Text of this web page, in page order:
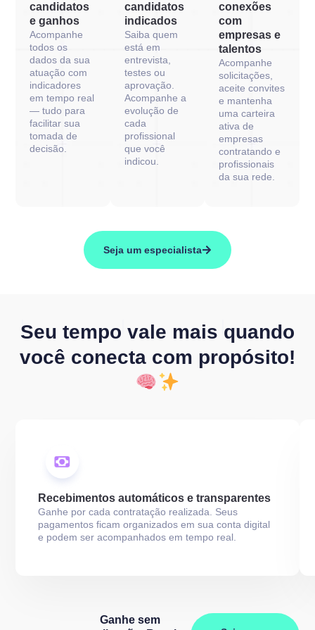
candidatos
e ganhos
Acompanhe
todos os
dados da sua
atuação com
indicadores
em tempo real
— tudo para
facilitar sua
tomada de
decisão.
candidatos
indicados
Saiba quem
está em
entrevista,
testes ou
aprovação.
Acompanhe a
evolução de
cada
profissional
que você
indicou.
conexões
com
empresas e
talentos
Acompanhe
solicitações,
aceite convites
e mantenha
uma carteira
ativa de
empresas
contratando e
profissionais
da sua rede.
Seja um especialista
Seu tempo vale mais quando
você conecta com propósito!
Recebimentos automáticos e transparentes
Ganhe por cada contratação realizada. Seus
pagamentos ficam organizados em sua conta digital
e podem ser acompanhados em tempo real.
Ganhe sem